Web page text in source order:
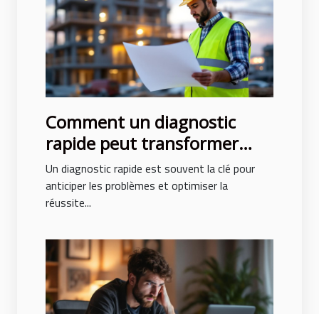
Comment un diagnostic
rapide peut transformer
votre projet de construction
Un diagnostic rapide est souvent la clé pour
anticiper les problèmes et optimiser la
réussite...